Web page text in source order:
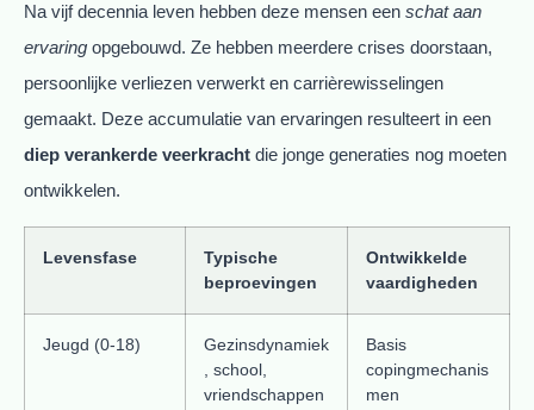
Na vijf decennia leven hebben deze mensen een schat aan
ervaring opgebouwd. Ze hebben meerdere crises doorstaan,
persoonlijke verliezen verwerkt en carrièrewisselingen
gemaakt. Deze accumulatie van ervaringen resulteert in een
diep verankerde veerkracht die jonge generaties nog moeten
ontwikkelen.
Levensfase
Typische
beproevingen
Ontwikkelde
vaardigheden
Jeugd (0-18)
Gezinsdynamiek
, school,
vriendschappen
Basis
copingmechanis
men